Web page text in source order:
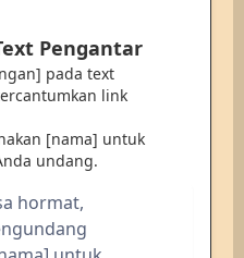
Pengantar
pada text
link
[nama] untuk
undang.